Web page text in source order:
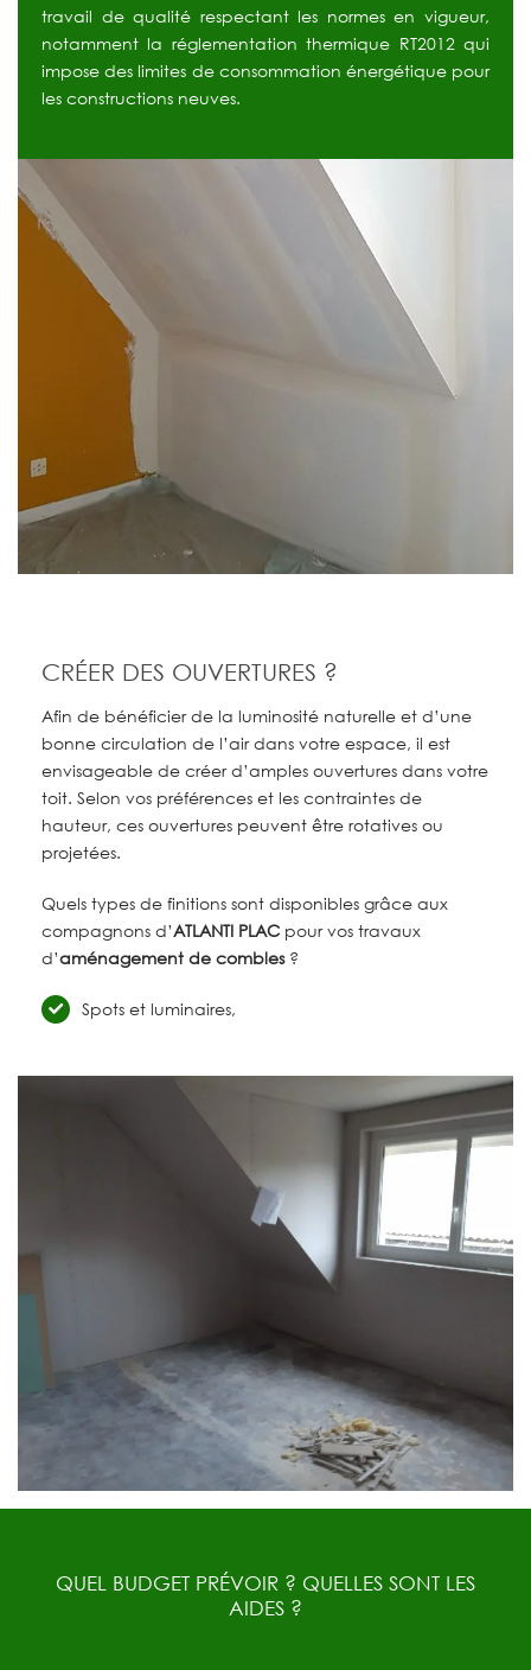
travail de qualité respectant les normes en vigueur,
notamment la réglementation thermique RT2012 qui
impose des limites de consommation énergétique pour
les constructions neuves.
CRÉER DES OUVERTURES ?
Afin de bénéficier de la luminosité naturelle et d’une
bonne circulation de l’air dans votre espace, il est
envisageable de créer d’amples ouvertures dans votre
toit. Selon vos préférences et les contraintes de
hauteur, ces ouvertures peuvent être rotatives ou
projetées.
Quels types de finitions sont disponibles grâce aux
compagnons d’ATLANTI PLAC pour vos travaux
d’aménagement de combles ?
Spots et luminaires,
QUEL BUDGET PRÉVOIR ? QUELLES SONT LES
AIDES ?